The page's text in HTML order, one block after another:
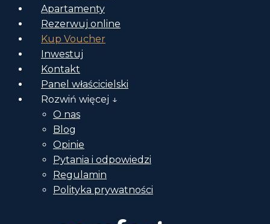
Apartamenty
Rezerwuj online
Kup Voucher
Inwestuj
Kontakt
Panel właścicielski
Rozwiń więcej ↓
O nas
Blog
Opinie
Pytania i odpowiedzi
Regulamin
Polityka prywatności